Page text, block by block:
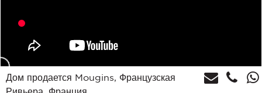
Дом продается Mougins, Французская